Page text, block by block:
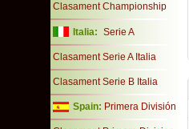
Clasament Championship
Italia: Serie A
Clasament Serie A Italia
Clasament Serie B Italia
Spain: Primera División